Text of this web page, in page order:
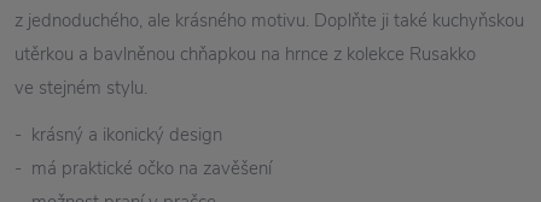
z jednoduchého, ale krásného motivu. Doplňte ji také kuchyňskou
utěrkou a bavlněnou chňapkou na hrnce z kolekce Rusakko
ve stejném stylu.
- krásný a ikonický design
- má praktické očko na zavěšení